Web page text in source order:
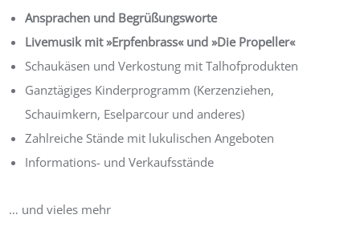
Ansprachen und Begrüßungsworte
Livemusik mit»Erpfenbrass«und»Die Propeller«
Schaukäsen und Verkostung mit Talhofprodukten
Ganztägiges Kinderprogramm (Kerzenziehen,
Schauimkern, Eselparcour und anderes)
Zahlreiche Stände mit lukulischen Angeboten
Informations- und Verkaufsstände
… und vieles mehr